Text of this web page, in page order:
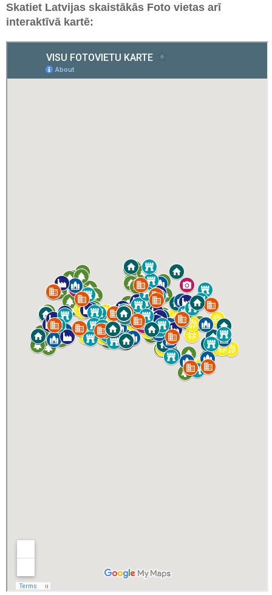
Skatiet Latvijas skaistākās Foto vietas arī
interaktīvā kartē: